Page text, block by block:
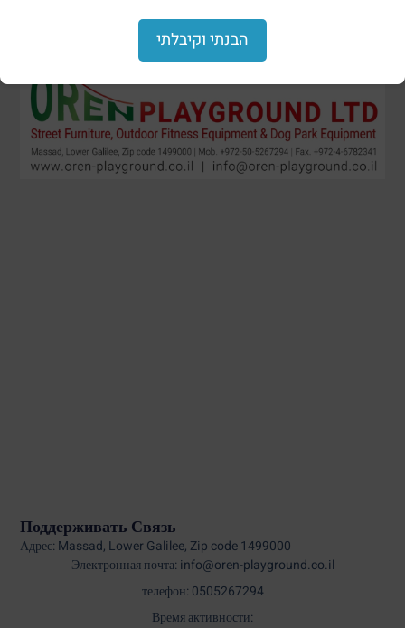
Поддерживать Связь
Адрес: Massad, Lower Galilee, Zip code 1499000
Электронная почта: info@oren-playground.co.il
телефон: 0505267294
Время активности:
הבנתי וקיבלתי